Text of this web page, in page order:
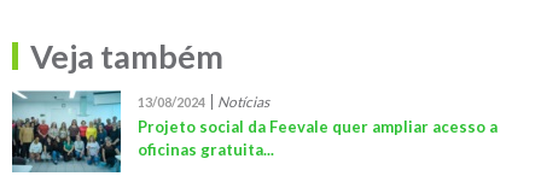
Veja também
13/08/2024 Notícias
Projeto social da Feevale quer ampliar acesso a
oficinas gratuita...